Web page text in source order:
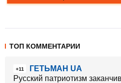
ТОП КОММЕНТАРИИ
+11
ГЕТЬМАН UA
Русский патриотизм